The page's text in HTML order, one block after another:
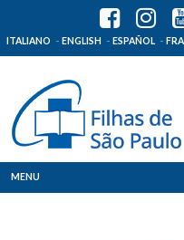
ITALIANO ENGLISH ESPAÑOL
MENU